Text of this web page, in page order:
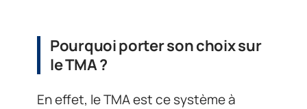
Pourquoi porter son choix sur
le TMA ?
En effet, le TMA est ce système à